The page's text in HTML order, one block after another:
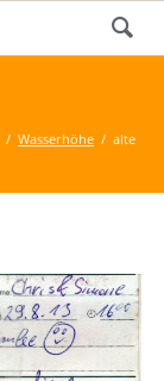
Wasserhöhe
alte